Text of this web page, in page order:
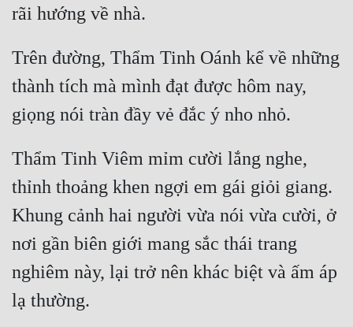
Trên đường, Thẩm Tinh Oánh kể về những
thành tích mà mình đạt được hôm nay,
Thẩm Tinh Viêm mỉm cười lắng nghe,
thỉnh thoảng khen ngợi em gái giỏi giang.
Khung cảnh hai người vừa nói vừa cười, ở
nơi gần biên giới mang sắc thái trang
nghiêm này, lại trở nên khác biệt và ấm áp